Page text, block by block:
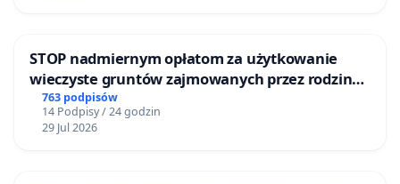
STOP nadmiernym opłatom za użytkowanie
wieczyste gruntów zajmowanych przez rodzinne
ogrody działkowe.
763 podpisów
14 Podpisy / 24 godzin
29 Jul 2026